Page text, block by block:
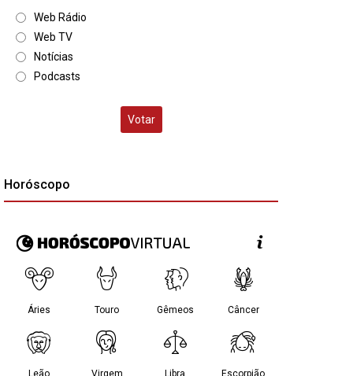
Web Rádio
Web TV
Notícias
Podcasts
Votar
Horóscopo